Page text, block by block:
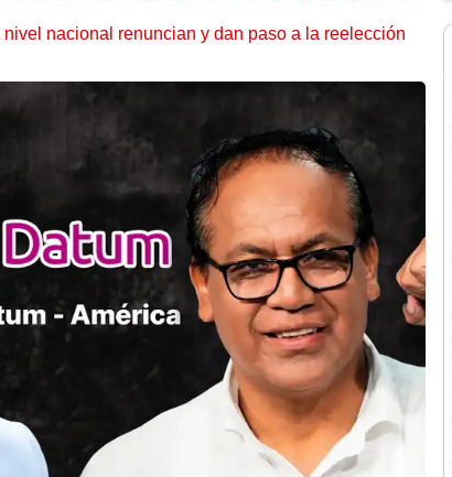
nacional renuncian y dan paso a la reelección